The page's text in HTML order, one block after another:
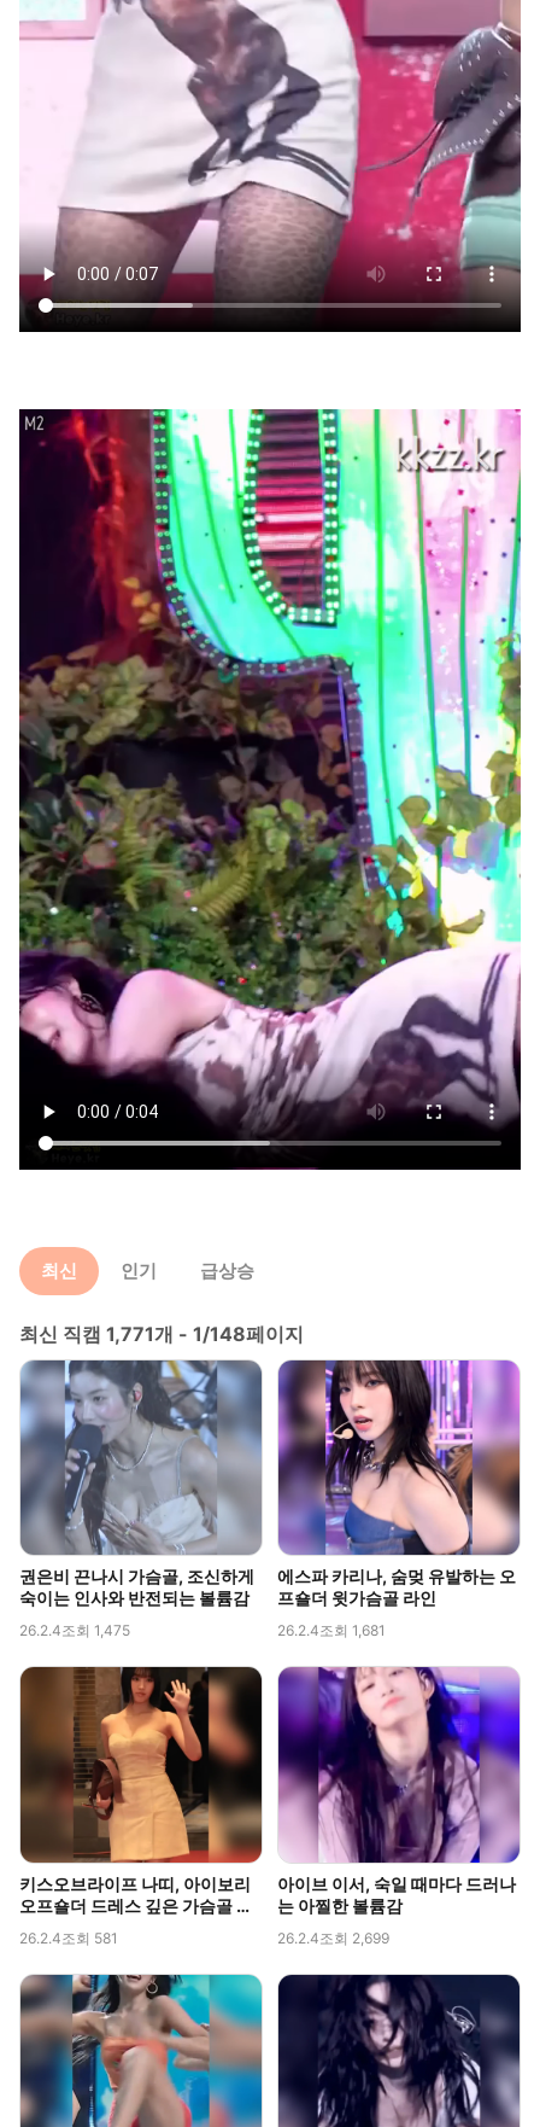
최신 인기 급상승
최신 직캠 1,771개 - 1/148페이지
권은비 끈나시 가슴골, 조신하게
숙이는 인사와 반전되는 볼륨감
26.2.4조회 1,475
에스파 카리나, 숨멎 유발하는 오
프숄더 윗가슴골 라인
26.2.4조회 1,681
키스오브라이프 나띠, 아이보리
오프숄더 드레스 깊은 가슴골 라
26.2.4조회 581
아이브 이서, 숙일 때마다 드러나
는 아찔한 볼륨감
26.2.4조회 2,699